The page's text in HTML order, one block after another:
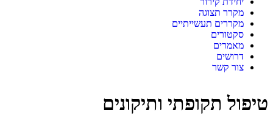
מקרר תצוגה
מקררים תעשייתיים
סקטורים
מאמרים
דרושים
צור קשר
טיפול תקופתי ותיקונים